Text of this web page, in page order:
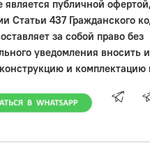
является публичной
Статьи 437 Гражданского
за собой право без
уведомления вносить
и комплектацию